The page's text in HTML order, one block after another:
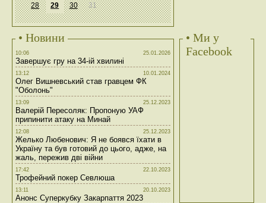
28 29 30 31
• Новини
10:06 25.01.2026
Завершує гру на 34-ій хвилині
13:12 10.01.2024
Олег Вишневський став гравцем ФК
"Оболонь"
13:09 25.12.2023
Валерій Пересоляк: Пропоную УАФ
припинити атаку на Минай
12:08 25.12.2023
Желько Любенович: Я не боявся їхати в
Україну та був готовий до цього, адже, на
жаль, пережив дві війни
17:42 22.10.2023
Трофейний покер Севлюша
13:11 20.10.2023
Анонс Суперкубку Закарпаття 2023
• Ми у
Facebook